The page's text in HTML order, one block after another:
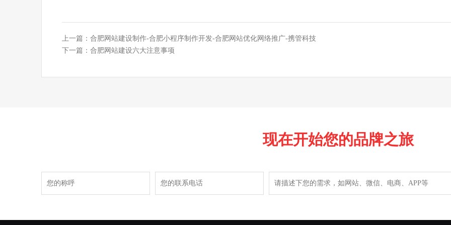
上一篇： 合肥网站建设制作-合肥小程序制作开发-合肥网站优化网络推广-携管科技
下一篇： 合肥网站建设六大注意事项
现在开始您的品牌之旅